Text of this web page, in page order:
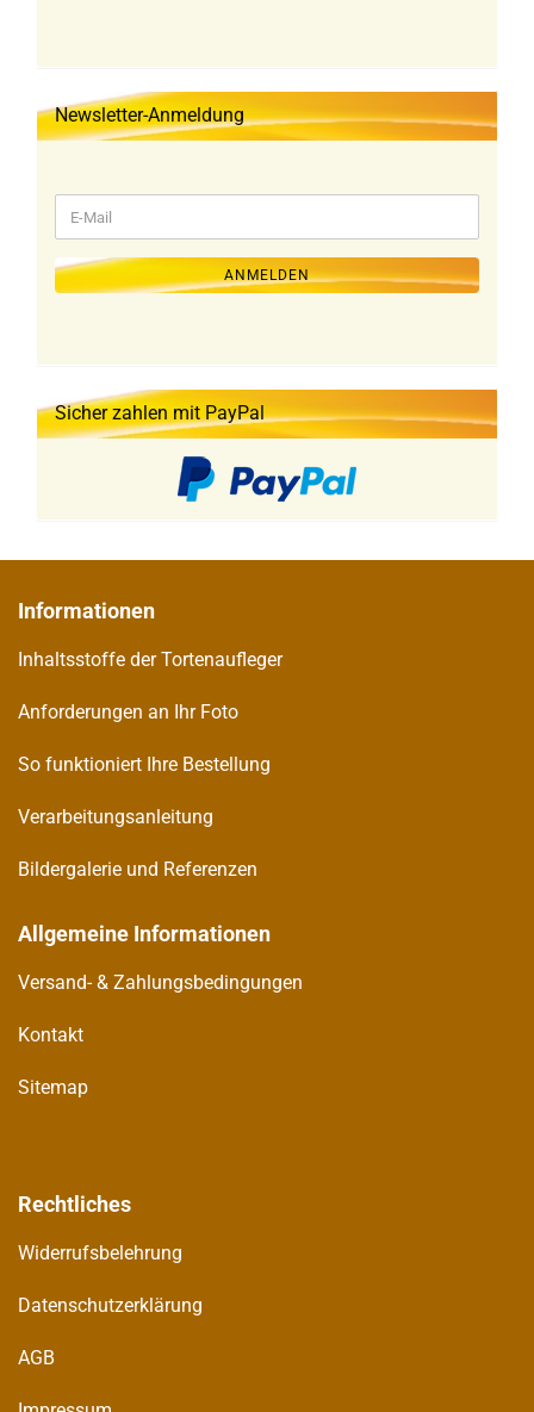
Newsletter-Anmeldung
ZUR
ANMELDUNG
E-
Mail
ANMELDEN
Sicher zahlen mit PayPal
Informationen
Inhaltsstoffe der Tortenaufleger
Anforderungen an Ihr Foto
So funktioniert Ihre Bestellung
Verarbeitungsanleitung
Bildergalerie und Referenzen
Allgemeine Informationen
Versand- & Zahlungsbedingungen
Kontakt
Sitemap
Rechtliches
Widerrufsbelehrung
Datenschutzerklärung
AGB